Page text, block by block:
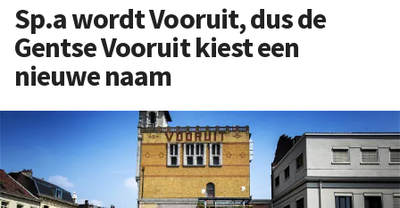
Sp.a wordt Vooruit, dus de
Gentse Vooruit kiest een
nieuwe naam